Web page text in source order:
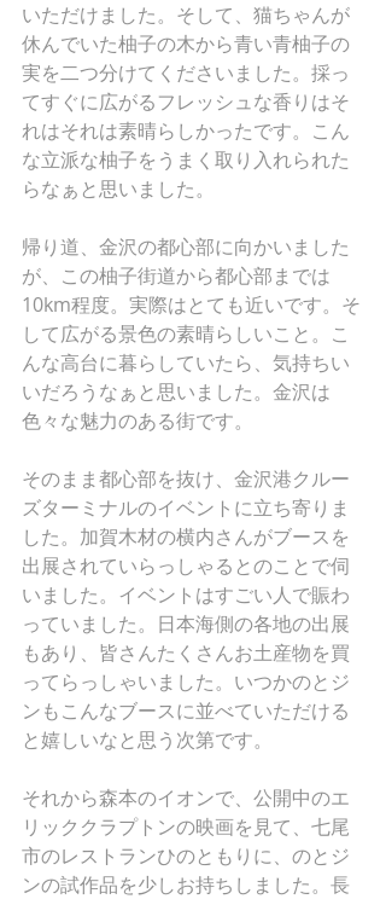
いただけました。そして、猫ちゃんが
休んでいた柚子の木から青い青柚子の
実を二つ分けてくださいました。採っ
てすぐに広がるフレッシュな香りはそ
れはそれは素晴らしかったです。こん
な立派な柚子をうまく取り入れられた
らなぁと思いました。
帰り道、金沢の都心部に向かいました
が、この柚子街道から都心部までは
10km程度。実際はとても近いです。そ
して広がる景色の素晴らしいこと。こ
んな高台に暮らしていたら、気持ちい
いだろうなぁと思いました。金沢は
色々な魅力のある街です。
そのまま都心部を抜け、金沢港クルー
ズターミナルのイベントに立ち寄りま
した。加賀木材の横内さんがブースを
出展されていらっしゃるとのことで伺
いました。イベントはすごい人で賑わ
っていました。日本海側の各地の出展
もあり、皆さんたくさんお土産物を買
ってらっしゃいました。いつかのとジ
ンもこんなブースに並べていただける
と嬉しいなと思う次第です。
それから森本のイオンで、公開中のエ
リッククラプトンの映画を見て、七尾
市のレストランひのともりに、のとジ
ンの試作品を少しお持ちしました。長